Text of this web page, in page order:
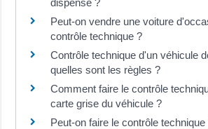
Peut-on vendre une voiture
contrôle technique ?
Contrôle technique d'un véhicule
quelles sont les règles ?
Comment faire le contrôle
carte grise du véhicule ?
Peut-on faire le contrôle